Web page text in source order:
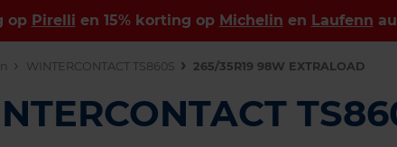
op Pirelli en 15% korting op Michelin en Laufenn
WINTERCONTACT TS860S 265/35R19 98W EXTRALOAD